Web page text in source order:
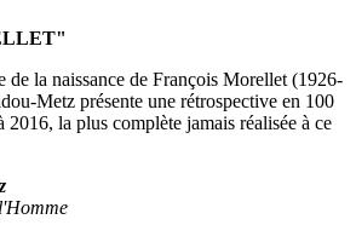
de la naissance de François Morellet (1926-
Metz présente une rétrospective en 100
la plus complète jamais réalisée à ce